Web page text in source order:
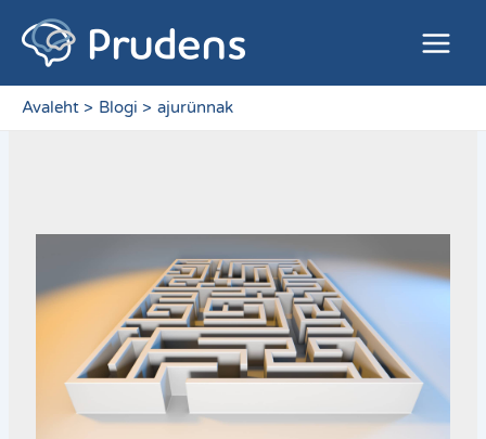
content
Avaleht Blogi ajurünnak